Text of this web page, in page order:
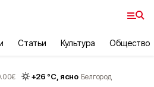
Статьи Культура Общество
€ +26 °С, ясно Белгород